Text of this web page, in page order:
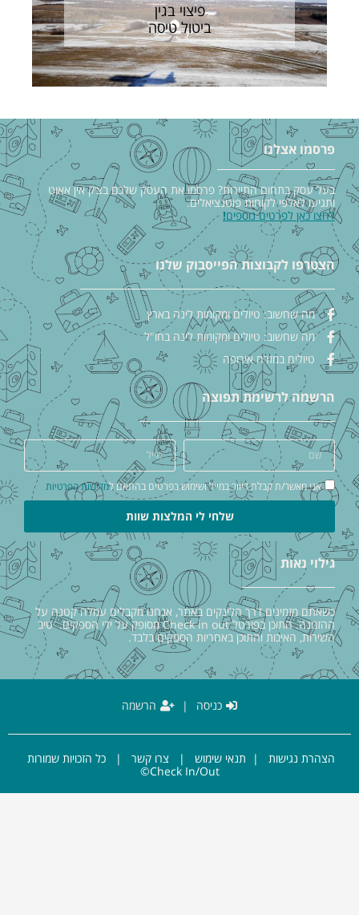
פיצוי בגין
ביטול טיסה
פרסמו אצלנו
בעל עסק בתחום התיירות? פרסמו את העסק שלכם בצ׳ק אין אאוט
ותגיעו לאלפי לקוחות פוטנציאלים.
לחצו כאן לפרטים נוספים!
הצטרפו לקבוצות הפייסבוק שלנו
מה שחשוב: טיולים ומקומות לינה בארץ
מה שחשוב: טיולים ומקומות לינה בחו"ל
טיולים במזרח אירופה
הרשמה לרשימת תפוצה
אני מאשר/ת קבלת דיוור במייל ושימוש בפרטים בהתאם ל מדיניות הפרטיות
שלחי לי המלצות שוות
גילוי נאות
כשאתם מזמינים דרך הלינקים באתר, אנחנו מקבלים עמלה קטנה על
ההזמנה. התוכן בפורטל Check in out מסופק על ידי הספקים. טיב
השירות, האיכות והתוכן באחריות הספקים בלבד.
כניסה הרשמה
הצהרת נגישות| תנאי שימוש| צרו קשר| כל הזכויות שמורות
Check In/Out©